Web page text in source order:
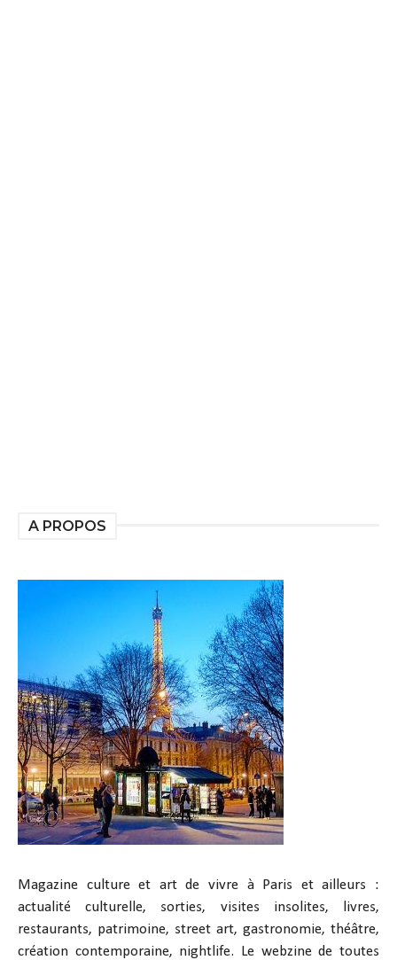
A PROPOS
Magazine culture et art de vivre à Paris et ailleurs :
actualité culturelle, sorties, visites insolites, livres,
restaurants, patrimoine, street art, gastronomie, théâtre,
création contemporaine, nightlife. Le webzine de toutes